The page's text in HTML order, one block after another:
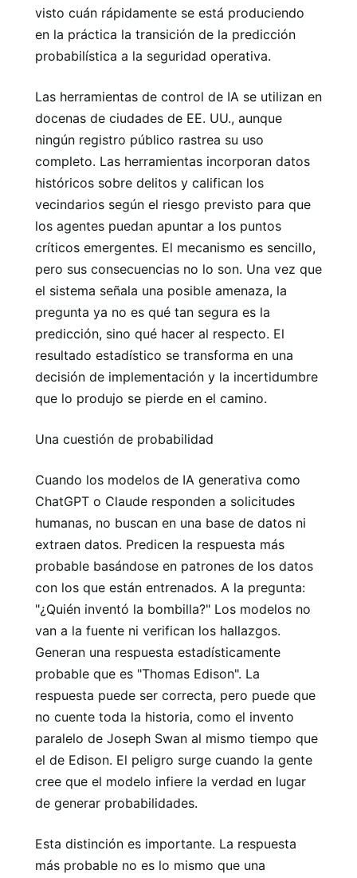
visto cuán rápidamente se está produciendo
en la práctica la transición de la predicción
probabilística a la seguridad operativa.
Las herramientas de control de IA se utilizan en
docenas de ciudades de EE. UU., aunque
ningún registro público rastrea su uso
completo. Las herramientas incorporan datos
históricos sobre delitos y califican los
vecindarios según el riesgo previsto para que
los agentes puedan apuntar a los puntos
críticos emergentes. El mecanismo es sencillo,
pero sus consecuencias no lo son. Una vez que
el sistema señala una posible amenaza, la
pregunta ya no es qué tan segura es la
predicción, sino qué hacer al respecto. El
resultado estadístico se transforma en una
decisión de implementación y la incertidumbre
que lo produjo se pierde en el camino.
Una cuestión de probabilidad
Cuando los modelos de IA generativa como
ChatGPT o Claude responden a solicitudes
humanas, no buscan en una base de datos ni
extraen datos. Predicen la respuesta más
probable basándose en patrones de los datos
con los que están entrenados. A la pregunta:
"¿Quién inventó la bombilla?" Los modelos no
van a la fuente ni verifican los hallazgos.
Generan una respuesta estadísticamente
probable que es "Thomas Edison". La
respuesta puede ser correcta, pero puede que
no cuente toda la historia, como el invento
paralelo de Joseph Swan al mismo tiempo que
el de Edison. El peligro surge cuando la gente
cree que el modelo infiere la verdad en lugar
de generar probabilidades.
Esta distinción es importante. La respuesta
más probable no es lo mismo que una